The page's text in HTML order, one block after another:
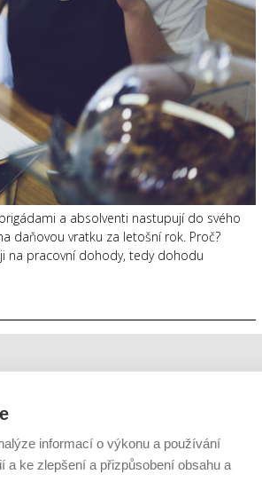
a absolventi nastupují do svého
daňovou vratku za letošní rok. Proč?
na pracovní dohody, tedy dohodu
informací o výkonu a používání
ke zlepšení a přizpůsobení obsahu a